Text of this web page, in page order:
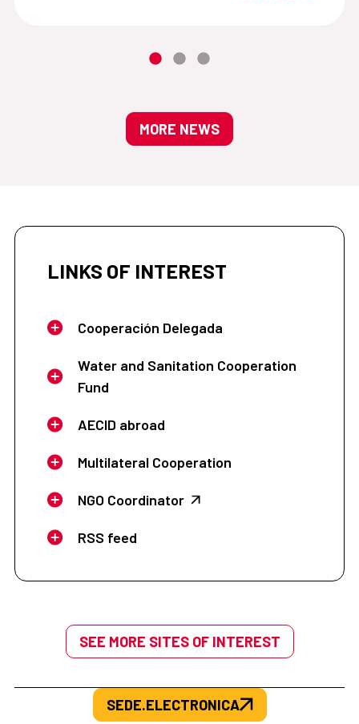
MORE NEWS
LINKS OF INTEREST
Cooperación Delegada
Water and Sanitation Cooperation
Fund
AECID abroad
Multilateral Cooperation
NGO Coordinator
RSS feed
SEE MORE SITES OF INTEREST
SEDE.ELECTRONICA